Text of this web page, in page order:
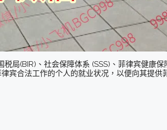
局(BIR)、社会保障体系 (SSS)、菲律宾健康
宾合法工作的个人的就业状况，以便向其提供